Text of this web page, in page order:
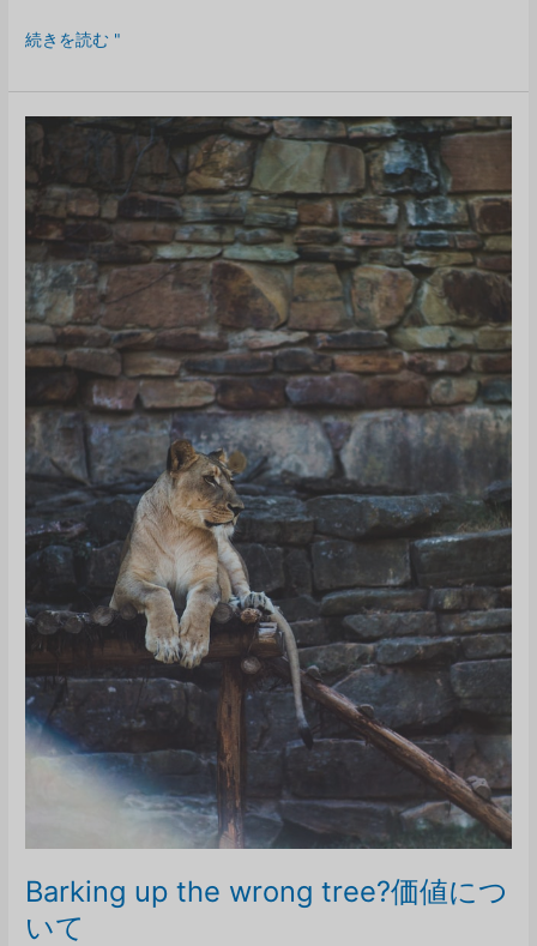
マ
シ
ブ
ア
ク
ン
（10
倍）
続きを読む "
Barking up the wrong tree?価値につ
いて